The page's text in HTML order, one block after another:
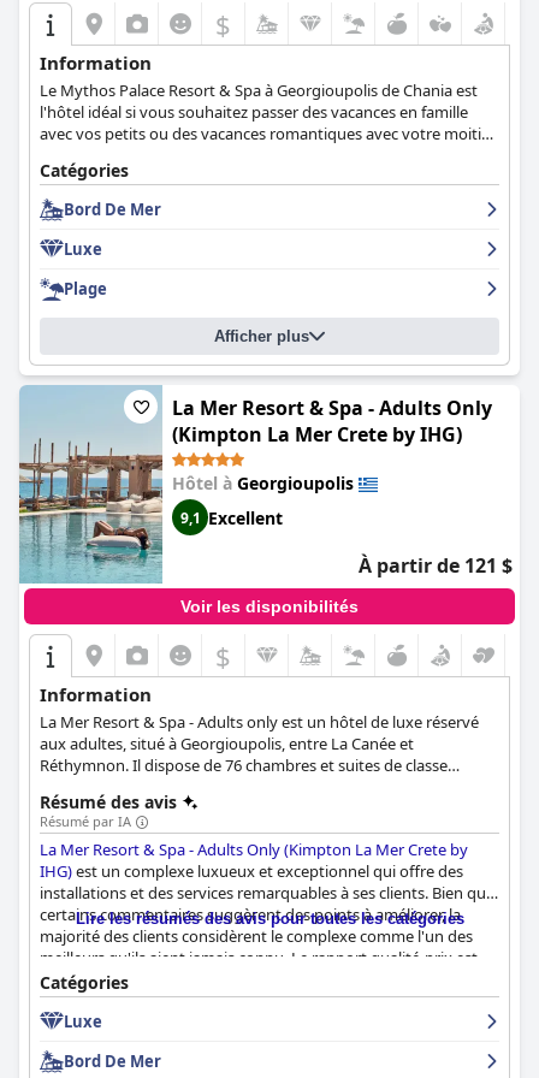
$
Information
Le Mythos Palace Resort & Spa à Georgioupolis de Chania est
l'hôtel idéal si vous souhaitez passer des vacances en famille
avec vos petits ou des vacances romantiques avec votre moitié.
d'une piscine partagée ou privée, un centre de spa, une piscine
centrale sur place, des restaurants et des bars. Faites
l'expérience d'un service de haute qualité et d'une esthétique
contemporaine au plus haut niveau.
Catégories
Bord De Mer
Luxe
Plage
Afficher plus
La Mer Resort & Spa - Adults Only
(Kimpton La Mer Crete by IHG)
Hôtel à Georgioupolis
9,1 Excellent
À partir de 121 $
Voir les disponibilités
$
Information
La Mer Resort & Spa - Adults only est un hôtel de luxe réservé
aux adultes, situé à Georgioupolis, entre La Canée et
Réthymnon. Il dispose de 76 chambres et suites de classe
piscine extérieure d'eau douce, de deux restaurants
gastronomiques proposant des spécialités méditerranéennes et
d'un spa ultramoderne. Le haut niveau de services
personnalisés, combiné à la beauté naturelle inégalée et à la
grandeur intemporelle de la Crète, offrira à tous les clients
l'expérience de vacances la plus luxueuse dans une retraite
romantique.
Résumé des avis
Résumé par IA
La Mer Resort & Spa - Adults Only (Kimpton La Mer Crete by
IHG)est un complexe luxueux et exceptionnel qui offre des
installations et des services remarquables à ses clients. Bien que
certains commentaires suggèrent des points à améliorer, la
majorité des clients considèrent le complexe comme l'un des
meilleurs qu'ils aient jamais connu. Le rapport qualité-prix est
également souligné de manière positive, les clients ayant
l'impression d'en avoir pour leur argent. Bien que certains
commentaires mentionnent le manque d'ombre autour de la
que le petit-déjeuner pourrait être amélioré, la majorité des
Lire les résumés des avis pour toutes les catégories
Catégories
Luxe
Bord De Mer